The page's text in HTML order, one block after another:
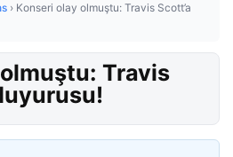
› Konseri olay olmuştu: Travis Scott’a
Travis